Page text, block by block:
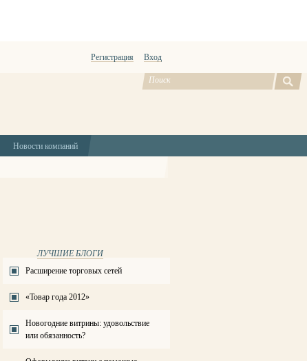
Регистрация Вход
Новости компаний
ЛУЧШИЕ БЛОГИ
Расширение торговых сетей
«Товар года 2012»
Новогодние витрины: удовольствие
или обязанность?